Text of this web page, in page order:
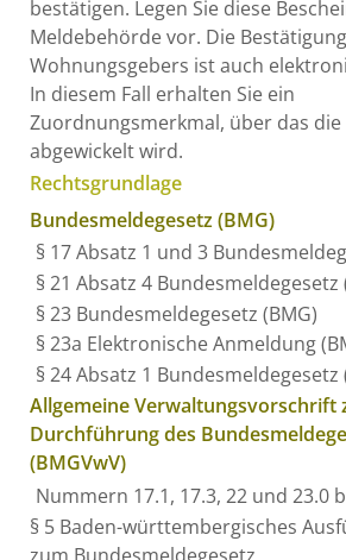
bestätigen. Legen Sie diese
Meldebehörde vor. Die
Wohnungsgebers ist auch
In diesem Fall erhalten Sie ein
Zuordnungsmerkmal, über das
abgewickelt wird.
Rechtsgrundlage
Bundesmeldegesetz (BMG)
§ 17 Absatz 1 und 3
§ 21 Absatz 4 Bundesmeldegesetz
§ 23 Bundesmeldegesetz (BMG)
§ 23a Elektronische Anmeldung
§ 24 Absatz 1 Bundesmeldegesetz
Allgemeine Verwaltungsvorschrift
Durchführung des
(BMGVwV)
Nummern 17.1, 17.3, 22 und 23.0
§ 5 Baden-württembergisches